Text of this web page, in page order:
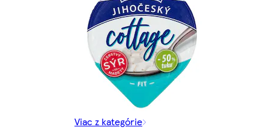
Viac z kategórie